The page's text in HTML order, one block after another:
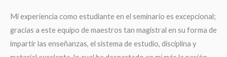
Mi experiencia como estudiante en el seminario es excepcional;
gracias a este equipo de maestros tan magistral en su forma de
impartir las enseñanzas, el sistema de estudio, disciplina y